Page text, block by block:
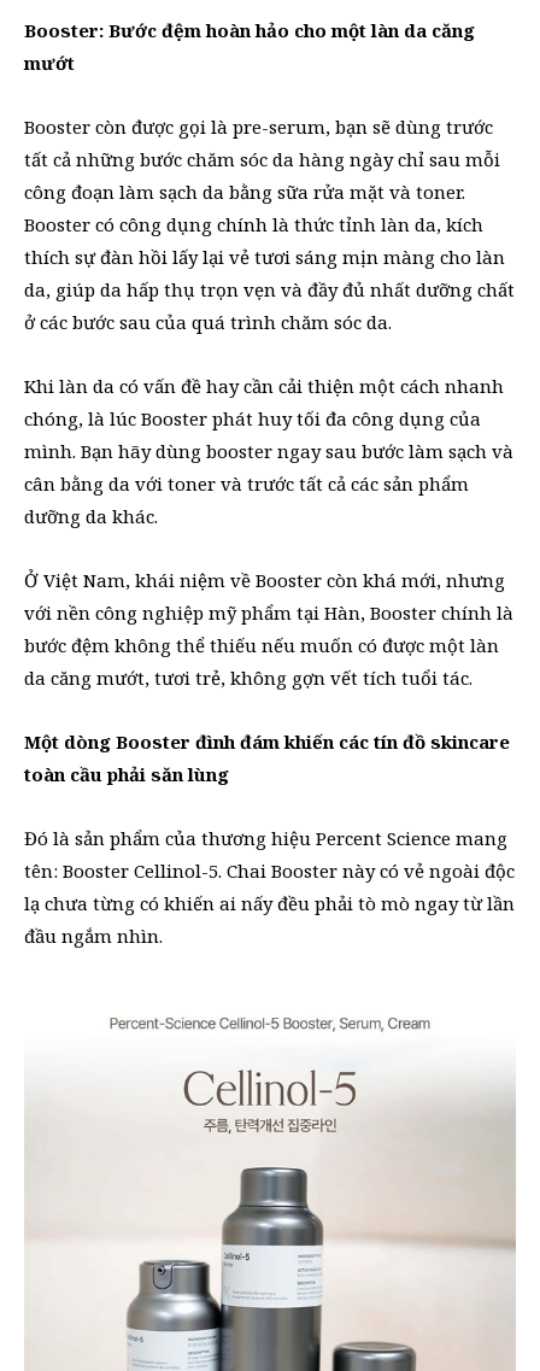
Booster: Bước đệm hoàn hảo cho một làn da căng
mướt
Booster còn được gọi là pre-serum, bạn sẽ dùng trước
tất cả những bước chăm sóc da hàng ngày chỉ sau mỗi
công đoạn làm sạch da bằng sữa rửa mặt và toner.
Booster có công dụng chính là thức tỉnh làn da, kích
thích sự đàn hồi lấy lại vẻ tươi sáng mịn màng cho làn
da, giúp da hấp thụ trọn vẹn và đầy đủ nhất dưỡng chất
ở các bước sau của quá trình chăm sóc da.
Khi làn da có vấn đề hay cần cải thiện một cách nhanh
chóng, là lúc Booster phát huy tối đa công dụng của
mình. Bạn hãy dùng booster ngay sau bước làm sạch và
cân bằng da với toner và trước tất cả các sản phẩm
dưỡng da khác.
Ở Việt Nam, khái niệm về Booster còn khá mới, nhưng
với nền công nghiệp mỹ phẩm tại Hàn, Booster chính là
bước đệm không thể thiếu nếu muốn có được một làn
da căng mướt, tươi trẻ, không gợn vết tích tuổi tác.
Một dòng Booster đình đám khiến các tín đồ skincare
toàn cầu phải săn lùng
Đó là sản phẩm của thương hiệu Percent Science mang
tên: Booster Cellinol-5. Chai Booster này có vẻ ngoài độc
lạ chưa từng có khiến ai nấy đều phải tò mò ngay từ lần
đầu ngắm nhìn.